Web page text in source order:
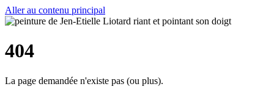
Aller au contenu principal
404
La page demandée n'existe pas (ou plus).